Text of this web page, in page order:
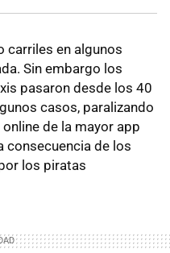
carriles en algunos
Sin embargo los
pasaron desde los 40
casos, paralizando
de la mayor app
consecuencia de los
los piratas